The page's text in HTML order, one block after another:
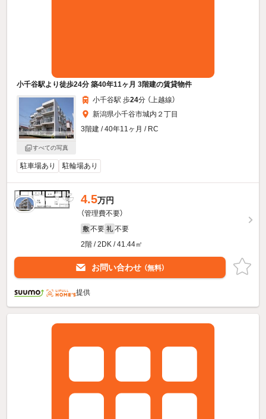
小千谷駅より徒歩24分 築40年11ヶ月 3階建の賃貸物件
すべての写真
小千谷駅 歩24分 （上越線）
新潟県小千谷市城内２丁目
3階建 / 40年11ヶ月 / RC
駐車場あり 駐輪場あり
4.5万円
（管理費不要）
敷 不要 礼 不要
2階 / 2DK / 41.44㎡
お問い合わせ （無料）
提供